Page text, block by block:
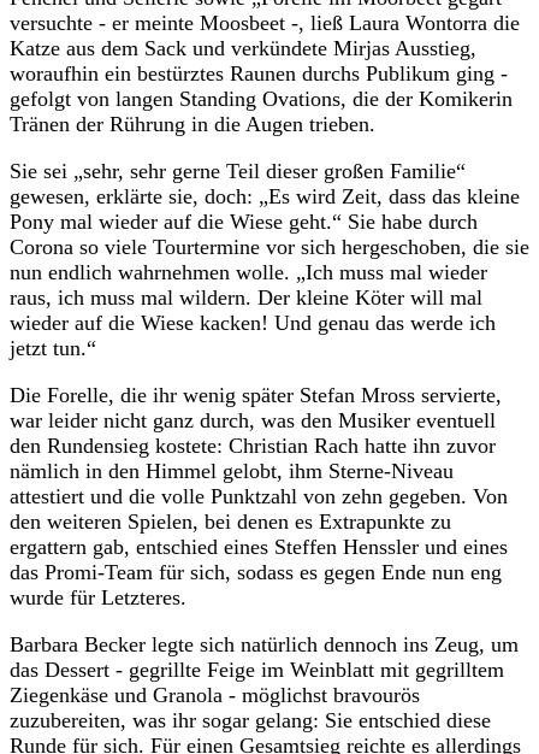
versuchte - er meinte Moosbeet -, ließ Laura Wontorra die
Katze aus dem Sack und verkündete Mirjas Ausstieg,
woraufhin ein bestürztes Raunen durchs Publikum ging -
gefolgt von langen Standing Ovations, die der Komikerin
Tränen der Rührung in die Augen trieben.
Sie sei „sehr, sehr gerne Teil dieser großen Familie“
gewesen, erklärte sie, doch: „Es wird Zeit, dass das kleine
Pony mal wieder auf die Wiese geht.“ Sie habe durch
Corona so viele Tourtermine vor sich hergeschoben, die sie
nun endlich wahrnehmen wolle. „Ich muss mal wieder
raus, ich muss mal wildern. Der kleine Köter will mal
wieder auf die Wiese kacken! Und genau das werde ich
jetzt tun.“
Die Forelle, die ihr wenig später Stefan Mross servierte,
war leider nicht ganz durch, was den Musiker eventuell
den Rundensieg kostete: Christian Rach hatte ihn zuvor
nämlich in den Himmel gelobt, ihm Sterne-Niveau
attestiert und die volle Punktzahl von zehn gegeben. Von
den weiteren Spielen, bei denen es Extrapunkte zu
ergattern gab, entschied eines Steffen Henssler und eines
das Promi-Team für sich, sodass es gegen Ende nun eng
wurde für Letzteres.
Barbara Becker legte sich natürlich dennoch ins Zeug, um
das Dessert - gegrillte Feige im Weinblatt mit gegrilltem
Ziegenkäse und Granola - möglichst bravourös
zuzubereiten, was ihr sogar gelang: Sie entschied diese
Runde für sich. Für einen Gesamtsieg reichte es allerdings